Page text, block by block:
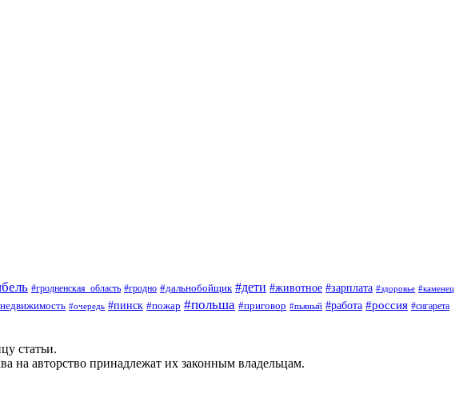
#гродненская_область #гродно #дальнобойщик #дети #животное #зарплата #здоровье #каменец
#очередь #пинск #пожар #польша #приговор #пьяный #работа #россия #сигарета
статьи.
на авторство принадлежат их законным владельцам.